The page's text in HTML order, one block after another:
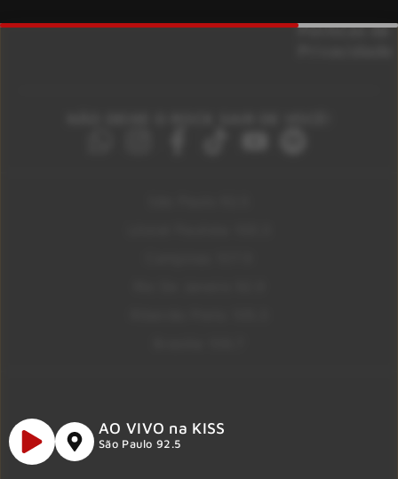
Políticas de
AO VIVO na KISS
São Paulo 92.5